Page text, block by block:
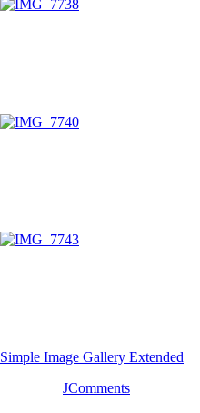
Simple Image Gallery Extended
JComments